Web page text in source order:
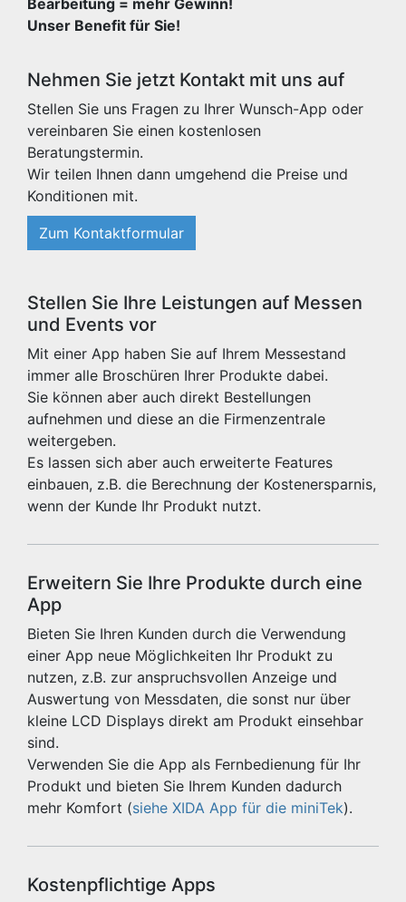
Bearbeitung = mehr Gewinn!
Unser Benefit für Sie!
Nehmen Sie jetzt Kontakt mit uns auf
Stellen Sie uns Fragen zu Ihrer Wunsch-App oder
vereinbaren Sie einen kostenlosen
Beratungstermin.
Wir teilen Ihnen dann umgehend die Preise und
Konditionen mit.
Zum Kontaktformular
Stellen Sie Ihre Leistungen auf Messen
und Events vor
Mit einer App haben Sie auf Ihrem Messestand
immer alle Broschüren Ihrer Produkte dabei.
Sie können aber auch direkt Bestellungen
aufnehmen und diese an die Firmenzentrale
weitergeben.
Es lassen sich aber auch erweiterte Features
einbauen, z.B. die Berechnung der Kostenersparnis,
wenn der Kunde Ihr Produkt nutzt.
Erweitern Sie Ihre Produkte durch eine
App
Bieten Sie Ihren Kunden durch die Verwendung
einer App neue Möglichkeiten Ihr Produkt zu
nutzen, z.B. zur anspruchsvollen Anzeige und
Auswertung von Messdaten, die sonst nur über
kleine LCD Displays direkt am Produkt einsehbar
sind.
Verwenden Sie die App als Fernbedienung für Ihr
Produkt und bieten Sie Ihrem Kunden dadurch
mehr Komfort (siehe XIDA App für die miniTek).
Kostenpflichtige Apps